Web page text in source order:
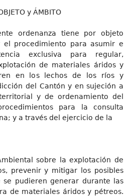
y ÁMBITO
ordenanza tiene por objeto
procedimiento para asumir e
exclusiva para regular,
de materiales áridos y
en los lechos de los ríos y
del Cantón y en sujeción a
y de ordenamiento del
para la consulta
y a través del ejercicio de la
sobre la explotación de
prevenir y mitigar los posibles
se pudieren generar durante las
de materiales áridos y pétreos.